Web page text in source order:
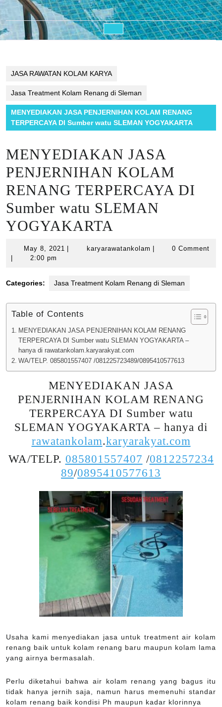
Open
JASA RAWATAN KOLAM KARYA
Jasa Treatment Kolam Renang di Sleman
MENYEDIAKAN JASA PENJERNIHAN KOLAM RENANG
TERPERCAYA DI Sumber watu SLEMAN YOGYAKARTA
MENYEDIAKAN JASA
PENJERNIHAN KOLAM
RENANG TERPERCAYA DI
Sumber watu SLEMAN
YOGYAKARTA
May 8, 2021 May
karyarawatankolam karyarawatankolam
0 Comment
2:00 pm
Categories: Jasa Treatment Kolam Renang di Sleman
Table of Contents
MENYEDIAKAN JASA PENJERNIHAN KOLAM RENANG
TERPERCAYA DI Sumber watu SLEMAN YOGYAKARTA –
hanya di rawatankolam.karyarakyat.com
WA/TELP. 085801557407 /081225723489/0895410577613
MENYEDIAKAN JASA
PENJERNIHAN KOLAM RENANG
TERPERCAYA DI Sumber watu
SLEMAN YOGYAKARTA – hanya di
rawatankolam.karyarakyat.com
WA/TELP. 085801557407 /0812257234
89/0895410577613
Usaha kami menyediakan jasa untuk treatment air kolam
renang baik untuk kolam renang baru maupun kolam lama
yang airnya bermasalah.
Perlu diketahui bahwa air kolam renang yang bagus itu
tidak hanya jernih saja, namun harus memenuhi standar
kolam renang baik kondisi Ph maupun kadar klorinnya